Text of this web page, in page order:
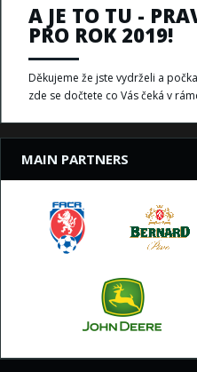
A JE TO TU -
PRO ROK 2019!
Děkujeme že jste vydrželi a
zde se dočtete co Vás čeká v
MAIN PARTNERS